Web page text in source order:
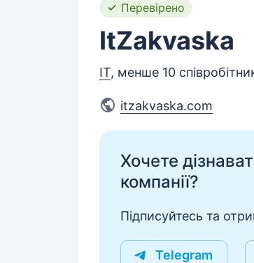
Перевірено
ItZakvaska
IT, менше 10
itzakvaska.com
Хочете
компанії?
Підписуйтесь та
Telegram